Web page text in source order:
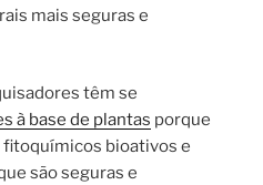
mais seguras e
têm se
à base de plantas porque
bioativos e
são seguras e